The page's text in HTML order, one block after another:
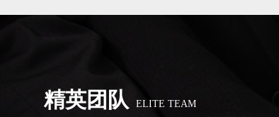
精英团队 ELITE TEAM